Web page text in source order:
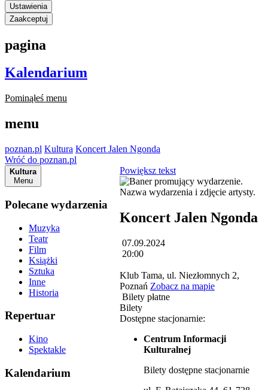
Ustawienia
Zaakceptuj
pagina
Kalendarium
Pominąłeś menu
menu
poznan.pl Kultura Koncert Jalen Ngonda
Wróć do poznan.pl
Kultura
Menu
Polecane wydarzenia
Muzyka
Teatr
Film
Książki
Sztuka
Inne
Historia
Repertuar
Kino
Spektakle
Kalendarium
Powiększ tekst
Koncert Jalen Ngonda
07.09.2024
20:00
Klub Tama, ul. Niezłomnych 2,
Poznań Zobacz na mapie
Bilety płatne
Bilety
Dostępne stacjonarnie:
Centrum Informacji
Kulturalnej
Bilety dostępne stacjonarnie